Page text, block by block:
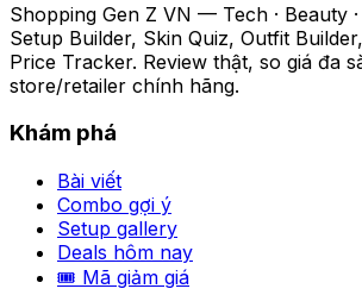
Shopping Gen Z VN — Tech · Beauty
Setup Builder, Skin Quiz, Outfit
Price Tracker. Review thật, so giá đa
store/retailer chính hãng.
Khám phá
Bài viết
Combo gợi ý
Setup gallery
Deals hôm nay
🎟 Mã giảm giá